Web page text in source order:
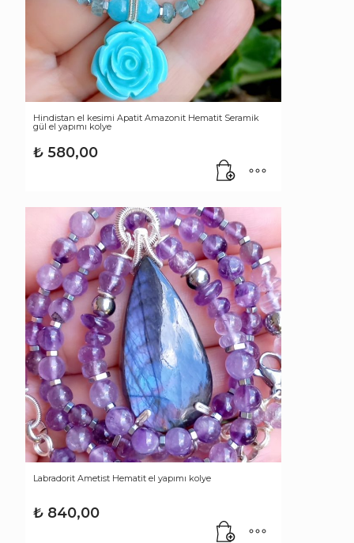
Hindistan el kesimi Apatit Amazonit Hematit Seramik
gül el yapımı kolye
₺ 580,00
Labradorit Ametist Hematit el yapımı kolye
₺ 840,00